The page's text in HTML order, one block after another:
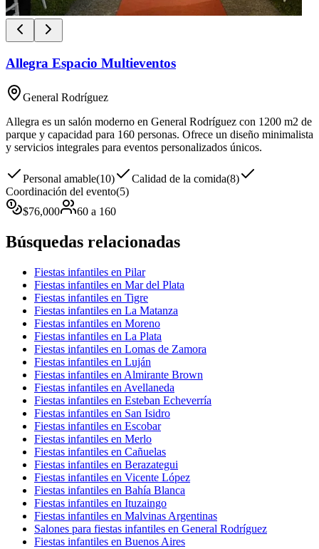
Allegra Espacio Multieventos
General Rodríguez
Allegra es un salón moderno en General Rodríguez con 1200 m2 de
parque y capacidad para 160 personas. Ofrece un diseño minimalista
y servicios integrales para eventos personalizados únicos.
Personal amable(10) Calidad de la comida(8)
Coordinación del evento(5)
$76,000 60 a 160
Búsquedas relacionadas
Fiestas infantiles en Pilar
Fiestas infantiles en Mar del Plata
Fiestas infantiles en Tigre
Fiestas infantiles en La Matanza
Fiestas infantiles en Moreno
Fiestas infantiles en La Plata
Fiestas infantiles en Lomas de Zamora
Fiestas infantiles en Luján
Fiestas infantiles en Almirante Brown
Fiestas infantiles en Avellaneda
Fiestas infantiles en Esteban Echeverría
Fiestas infantiles en San Isidro
Fiestas infantiles en Escobar
Fiestas infantiles en Merlo
Fiestas infantiles en Cañuelas
Fiestas infantiles en Berazategui
Fiestas infantiles en Vicente López
Fiestas infantiles en Bahía Blanca
Fiestas infantiles en Ituzaingo
Fiestas infantiles en Malvinas Argentinas
Salones para fiestas infantiles en General Rodríguez
Fiestas infantiles en Buenos Aires